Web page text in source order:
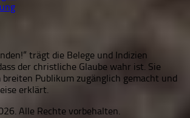
trägt die Belege und Indizien
der christliche Glaube wahr ist. Sie
Publikum zugänglich gemacht und
erklärt.
Alle Rechte vorbehalten.